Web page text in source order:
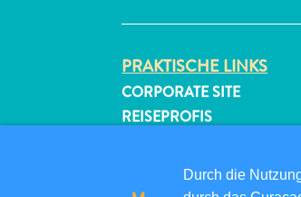
PRAKTISCHE LINKS
CORPORATE SITE
REISEPROFIS
IHR EVENT EINREICHEN
Durch die